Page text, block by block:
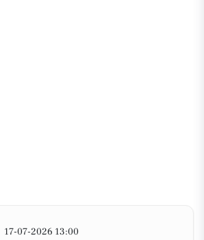
17-07-2026 13:00